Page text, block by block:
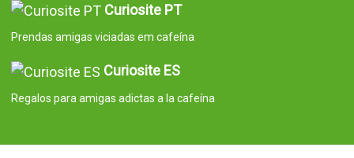
Curiosite PT
Prendas amigas viciadas em cafeína
Curiosite ES
Regalos para amigas adictas a la cafeína